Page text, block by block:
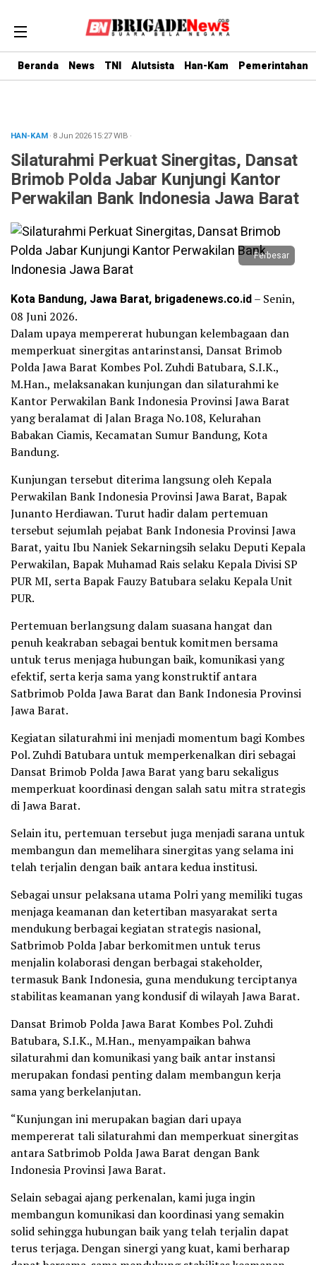
Beranda News TNI Alutsista Han-Kam Pemerintahan
HAN-KAM· 8 Jun 202615:27WIB ·
Silaturahmi Perkuat Sinergitas, Dansat
Brimob Polda Jabar Kunjungi Kantor
Perwakilan Bank Indonesia Jawa Barat
Perbesar
Kota Bandung, Jawa Barat, brigadenews.co.id– Senin,
08 Juni 2026.
Dalam upaya mempererat hubungan kelembagaan dan
memperkuat sinergitas antarinstansi, Dansat Brimob
Polda Jawa Barat Kombes Pol. Zuhdi Batubara, S.I.K.,
M.Han., melaksanakan kunjungan dan silaturahmi ke
Kantor Perwakilan Bank Indonesia Provinsi Jawa Barat
yang beralamat di Jalan Braga No.108, Kelurahan
Babakan Ciamis, Kecamatan Sumur Bandung, Kota
Bandung.
Kunjungan tersebut diterima langsung oleh Kepala
Perwakilan Bank Indonesia Provinsi Jawa Barat, Bapak
Junanto Herdiawan. Turut hadir dalam pertemuan
tersebut sejumlah pejabat Bank Indonesia Provinsi Jawa
Barat, yaitu Ibu Naniek Sekarningsih selaku Deputi Kepala
Perwakilan, Bapak Muhamad Rais selaku Kepala Divisi SP
PUR MI, serta Bapak Fauzy Batubara selaku Kepala Unit
PUR.
Pertemuan berlangsung dalam suasana hangat dan
penuh keakraban sebagai bentuk komitmen bersama
untuk terus menjaga hubungan baik, komunikasi yang
efektif, serta kerja sama yang konstruktif antara
Satbrimob Polda Jawa Barat dan Bank Indonesia Provinsi
Jawa Barat.
Kegiatan silaturahmi ini menjadi momentum bagi Kombes
Pol. Zuhdi Batubara untuk memperkenalkan diri sebagai
Dansat Brimob Polda Jawa Barat yang baru sekaligus
memperkuat koordinasi dengan salah satu mitra strategis
di Jawa Barat.
Selain itu, pertemuan tersebut juga menjadi sarana untuk
membangun dan memelihara sinergitas yang selama ini
telah terjalin dengan baik antara kedua institusi.
Sebagai unsur pelaksana utama Polri yang memiliki tugas
menjaga keamanan dan ketertiban masyarakat serta
mendukung berbagai kegiatan strategis nasional,
Satbrimob Polda Jabar berkomitmen untuk terus
menjalin kolaborasi dengan berbagai stakeholder,
termasuk Bank Indonesia, guna mendukung terciptanya
stabilitas keamanan yang kondusif di wilayah Jawa Barat.
Dansat Brimob Polda Jawa Barat Kombes Pol. Zuhdi
Batubara, S.I.K., M.Han., menyampaikan bahwa
silaturahmi dan komunikasi yang baik antar instansi
merupakan fondasi penting dalam membangun kerja
sama yang berkelanjutan.
“Kunjungan ini merupakan bagian dari upaya
mempererat tali silaturahmi dan memperkuat sinergitas
antara Satbrimob Polda Jawa Barat dengan Bank
Indonesia Provinsi Jawa Barat.
Selain sebagai ajang perkenalan, kami juga ingin
membangun komunikasi dan koordinasi yang semakin
solid sehingga hubungan baik yang telah terjalin dapat
terus terjaga. Dengan sinergi yang kuat, kami berharap